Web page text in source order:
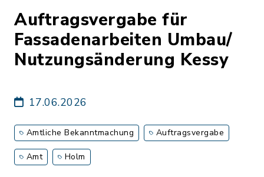
Auftragsvergabe für
Fassadenarbeiten Umbau/
Nutzungsänderung Kessy
17.06.2026
Amtliche Bekanntmachung Auftragsvergabe
Amt Holm